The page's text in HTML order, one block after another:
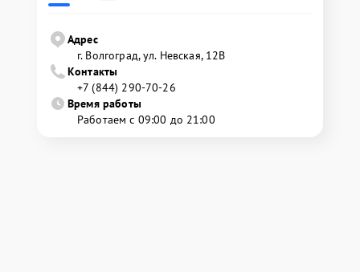
Адрес
г. Волгоград, ул. Невская, 12В
Контакты
+7 (844) 290-70-26
Время работы
Работаем с 09:00 до 21:00